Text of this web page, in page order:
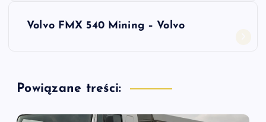
g
a
Volvo FMX 540 Mining – Volvo
Powiązane treści: